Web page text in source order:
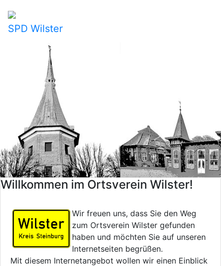
SPD Wilster
Willkommen im Ortsverein Wilster!
Wir freuen uns, dass Sie den Weg
zum Ortsverein Wilster gefunden
haben und möchten Sie auf unseren
Internetseiten begrüßen.
Mit diesem Internetangebot wollen wir einen Einblick